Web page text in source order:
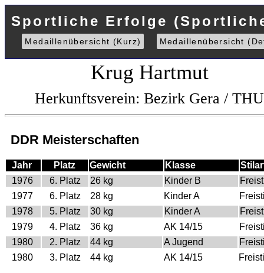
Sportliche Erfolge
Medaillenübersicht (Kurz) Medaillenübersicht
Krug Hartmut
Herkunftsverein: Bezirk Gera / THU
DDR Meisterschaften
Jahr Platz Gewicht Klasse
1976
6. Platz 26 kg Kinder B
1977
6. Platz 28 kg Kinder A
1978
5. Platz 30 kg Kinder A
1979
4. Platz 36 kg AK 14/15
1980
2. Platz 44 kg A Jugend
1980
3. Platz 44 kg AK 14/15